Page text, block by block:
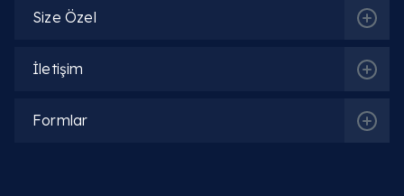
Size Özel
İletişim
Formlar